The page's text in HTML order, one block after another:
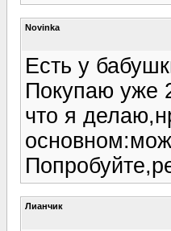
Novinka
Есть у
Покупаю уже
что я
Лианчик